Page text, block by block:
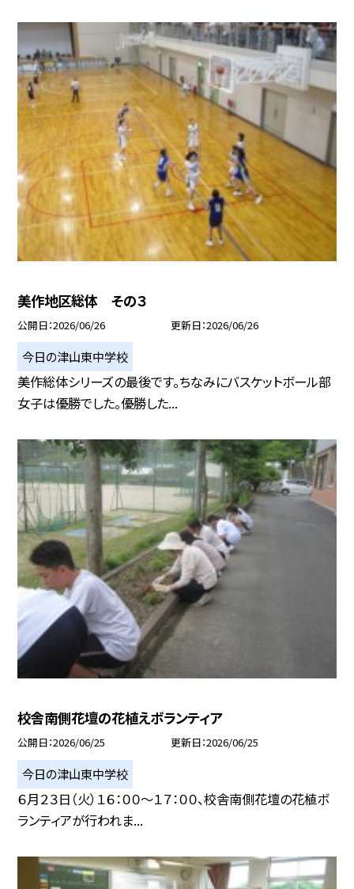
美作地区総体 その３
公開日 2026/06/26 更新日 2026/06/26
今日の津山東中学校
美作総体シリーズの最後です。ちなみにバスケットボール部
女子は優勝でした。優勝した...
校舎南側花壇の花植えボランティア
公開日 2026/06/25 更新日 2026/06/25
今日の津山東中学校
６月２３日（火）１６：００～１７：００、校舎南側花壇の花植ボ
ランティアが行われま...